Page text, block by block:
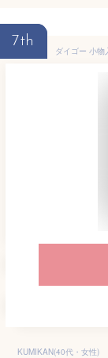
7th
KUMIKAN(40代・女性)